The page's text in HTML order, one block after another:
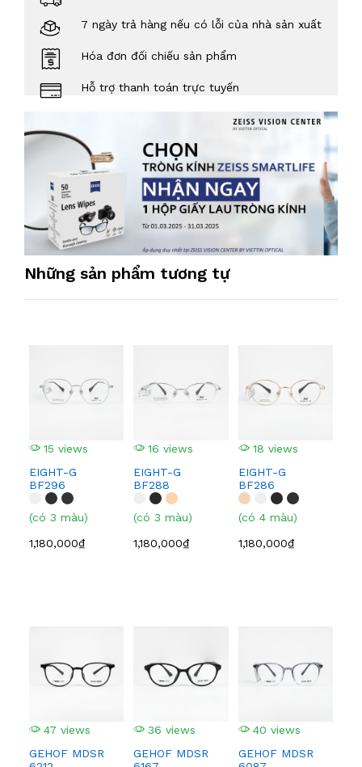
7 ngày trả hàng nếu có lỗi của nhà sản xuất
Hóa đơn đối chiếu sản phẩm
Hỗ trợ thanh toán trực tuyến
Những sản phẩm tương tự
15 views
EIGHT-G
BF296
(có 3 màu)
1,180,000₫
16 views
EIGHT-G
BF288
(có 3 màu)
1,180,000₫
18 views
EIGHT-G
BF286
(có 4 màu)
1,180,000₫
47 views
GEHOF MDSR
36 views
GEHOF MDSR
40 views
GEHOF MDSR